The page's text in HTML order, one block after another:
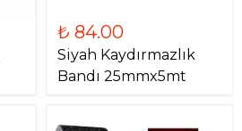
₺ 84.00
Siyah Kaydırmazlık
Bandı 25mmx5mt